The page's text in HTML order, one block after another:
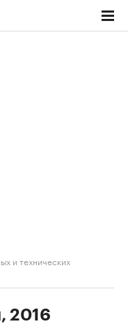
и технических
2016